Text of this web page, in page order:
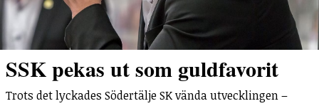
SSK pekas ut som guldfavorit
Trots det lyckades Södertälje SK vända utvecklingen –